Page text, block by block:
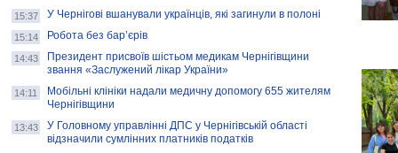
Золота тварина: видання Forbes
написало про чернігівця Патрона: хто і
скільки на ньому заробляє? І куди
витрачають?
15:37 У Чернігові вшанували українців, які загинули в полоні
15:14 Робота без бар’єрів
14:43
Президент присвоїв шістьом медикам Чернігівщини
звання «Заслужений лікар України»
14:11
Мобільні клініки надали медичну допомогу 655 жителям
Чернігівщини
13:43
У Головному управлінні ДПС у Чернігівській області
відзначили сумлінних платників податків